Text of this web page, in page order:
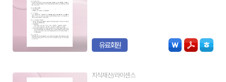
유료회원
지식재산/라이센스